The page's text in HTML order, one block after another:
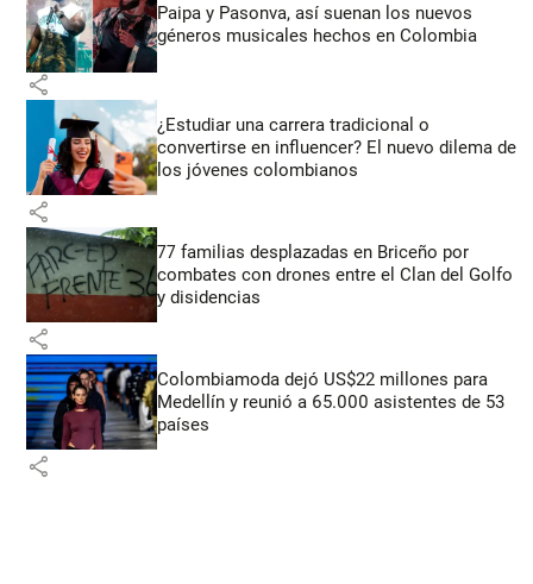
Paipa y Pasonva, así suenan los nuevos
géneros musicales hechos en Colombia
share
¿Estudiar una carrera tradicional o
convertirse en influencer? El nuevo dilema de
los jóvenes colombianos
share
77 familias desplazadas en Briceño por
combates con drones entre el Clan del Golfo
y disidencias
share
Colombiamoda dejó US$22 millones para
Medellín y reunió a 65.000 asistentes de 53
países
share